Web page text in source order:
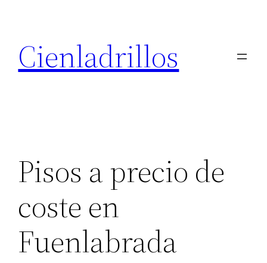
contenido
Cienladrillos
Pisos a precio de
coste en
Fuenlabrada